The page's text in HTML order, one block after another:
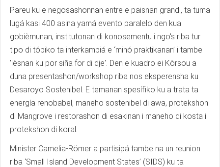
Pareu ku e negosashonnan entre e paisnan grandi, ta tuma
lugá kasi 400 asina yamá evento paralelo den kua
gobièrnunan, institutonan di konosementu i ngo's riba tur
tipo di tópiko ta interkambiá e ‘mihó praktikanan’ i tambe
'lèsnan ku por siña for di dje'. Den e kuadro ei Kòrsou a
duna presentashon/workshop riba nos eksperensha ku
Desaroyo Sostenibel. E temanan spesífiko ku a trata ta
energía renobabel, maneho sostenibel di awa, protekshon
di Mangrove i restorashon di esakinan i maneho di kosta i
protekshon di koral.
Minister Camelia-Römer a partisipá tambe na un reunion
riba ‘Small Island Development States’ (SIDS) ku ta